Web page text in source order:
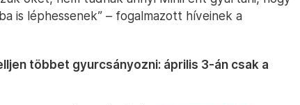
is léphessenek” – fogalmazott híveinek a
többet gyurcsányozni: április 3-án csak a